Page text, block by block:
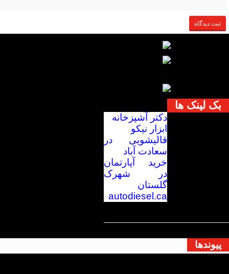
بک لینک ها
دکتر آشپزخانه
ابزار نیکو
قالیشویی در
سعادت آباد
خرید آپارتمان
در شهرک
گلستان
autodiesel.ca
پیوندها